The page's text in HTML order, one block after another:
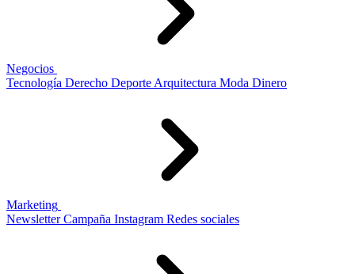
Negocios
Tecnología Derecho Deporte Arquitectura Moda Dinero
Marketing
Newsletter Campaña Instagram Redes sociales